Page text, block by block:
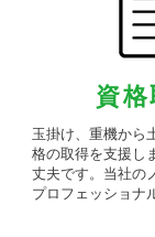
資格
玉掛け、重機から
格の取得を支援し
丈夫です。当社の
プロフェッショナ